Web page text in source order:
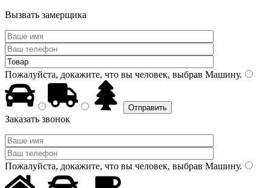
Вызвать замерщика
Пожалуйста, докажите, что вы человек, выбрав Машину.
Заказать звонок
Пожалуйста, докажите, что вы человек, выбрав Машину.